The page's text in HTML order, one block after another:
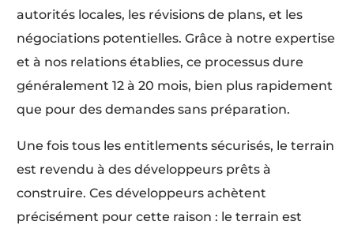
autorités locales, les révisions de plans, et les
négociations potentielles. Grâce à notre expertise
et à nos relations établies, ce processus dure
généralement 12 à 20 mois, bien plus rapidement
que pour des demandes sans préparation.
Une fois tous les entitlements sécurisés, le terrain
est revendu à des développeurs prêts à
construire. Ces développeurs achètent
précisément pour cette raison : le terrain est